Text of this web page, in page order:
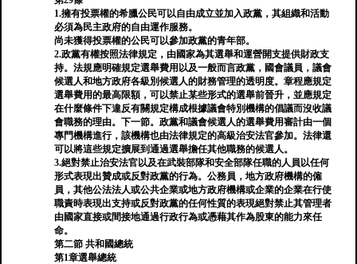
1.擁有投票權的希臘公民可以自由成立並加入政黨，其組織和活動
必須為民主政府的自由運作服務。
尚未獲得投票權的公民可以參加政黨的青年部。
2.政黨有權按照法律規定，由國家為其選舉和運營開支提供財政支
持。法規應明確規定選舉費用以及一般而言政黨，國會議員，議會
候選人和地方政府各級別候選人的財務管理的透明度。章程應規定
選舉費用的最高限額，可以禁止某些形式的選舉前晉升，並應規定
在什麼條件下違反有關規定構成根據議會特別機構的倡議而沒收議
會職務的理由。下一節。政黨和議會候選人的選舉費用審計由一個
專門機構進行，該機構也由法律規定的高級治安法官參加。法律還
可以將這些規定擴展到通過選舉擔任其他職務的候選人。
3.絕對禁止治安法官以及在武裝部隊和安全部隊任職的人員以任何
形式表現出贊成或反對政黨的行為。公務員，地方政府機構的僱
員，其他公法法人或公共企業或地方政府機構或企業的企業在行使
職責時表現出支持或反對政黨的任何性質的表現絕對禁止其管理者
由國家直接或間接地通過行政行為或憑藉其作為股東的能力來任
命。
第二節 共和國總統
第1章選舉總統